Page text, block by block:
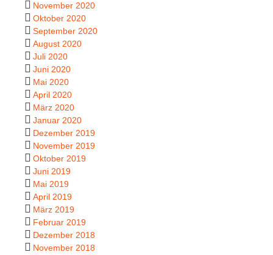
November 2020
Oktober 2020
September 2020
August 2020
Juli 2020
Juni 2020
Mai 2020
April 2020
März 2020
Januar 2020
Dezember 2019
November 2019
Oktober 2019
Juni 2019
Mai 2019
April 2019
März 2019
Februar 2019
Dezember 2018
November 2018